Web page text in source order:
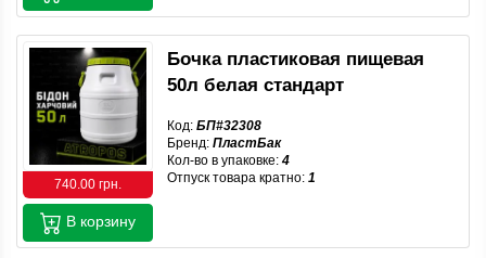
740.00 грн.
Бочка пластиковая пищевая
50л белая стандарт
Код: БП#32308
Бренд: ПластБак
Кол-во в упаковке: 4
Отпуск товара кратно: 1
В корзину